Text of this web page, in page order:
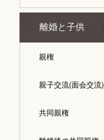
離婚と子供
親権
親子交流(面会交流)
共同親権